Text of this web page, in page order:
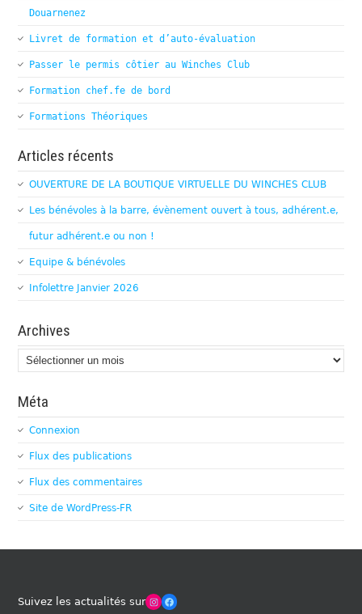
Douarnenez
Livret de formation et d’auto-évaluation
Passer le permis côtier au Winches Club
Formation chef.fe de bord
Formations Théoriques
Articles récents
OUVERTURE DE LA BOUTIQUE VIRTUELLE DU WINCHES CLUB
Les bénévoles à la barre, évènement ouvert à tous, adhérent.e,
futur adhérent.e ou non !
Equipe & bénévoles
Infolettre Janvier 2026
Archives
Archives
Méta
Connexion
Flux des publications
Flux des commentaires
Site de WordPress-FR
Suivez les actualités surWinches Club OfficielFacebook